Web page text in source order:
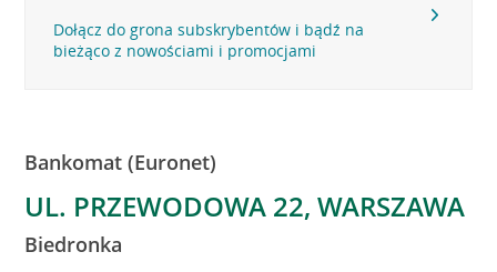
Dołącz do grona subskrybentów i bądź na
bieżąco z nowościami i promocjami
Bankomat (Euronet)
UL. PRZEWODOWA 22, WARSZAWA
Biedronka